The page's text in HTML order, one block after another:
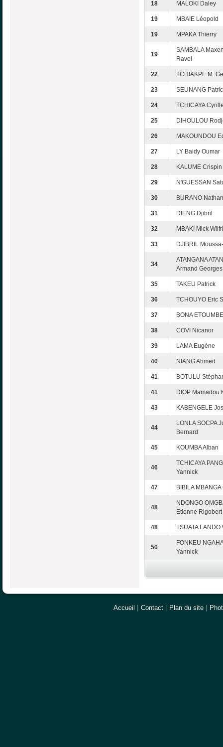
18 MALOKI Daley
19 MBAIE Léopold
19 MPAKA Thierry
19
SAMBALA
Ravel
22 TCHIAKPE M.
23 SEUNANG
24 TCHICAYA
25 DIHOULOU
26 MAKOUNDOU
27 LY Baidy Oumar
28 KALUME Crispin
29 N'GUESSAN
30 BURANO Nathan
31 DIENG Djibril
32 MBAKI Mick
33 DJIBRIL
34
ATANGANA
Armand Georges
35 TAKEU Patrick
36 TCHOUYO Eric
37 BONA
38 COVI Nicanor
39 LAMA Eugène
40 NIANG Ahmed
41 BOTULU
41 DIOP Mamadou
43 KABENGELE
44
LONLA SOCPA
Bernard
45 KOUMBA Alban
46
TCHICAYA
Yannick
47 BIBILA
48
NDONGO
Etienne Rigobert
48 TSUATA LANDO
50
FONKEU
Yannick
Accueil Contact Plan du site